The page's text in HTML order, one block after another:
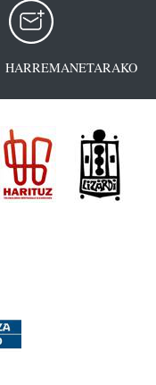
HARREMANETARAKO